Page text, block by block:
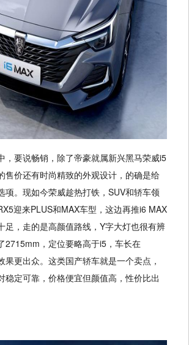
，要说畅销，除了帝豪就属新兴黑马荣威i5
售价还有时尚精致的外观设计，的确是给
项。现如今荣威趁热打铁，SUV和轿车领
迎来PLUS和MAX车型，这边再推i6 MAX
足，走的是高颜值路线，Y字大灯也很有辨
2715mm，定位要略高于i5，车长在
果更出众。这类国产轿车就是一个卖点，
稳定可靠，价格便宜但颜值高，性价比出